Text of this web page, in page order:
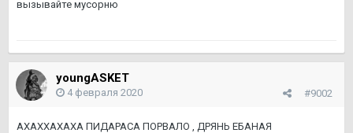
вызывайте мусорню
youngASKET
#9002
4 февраля 2020
АХАХХАХАХА ПИДАРАСА ПОРВАЛО , ДРЯНЬ ЕБАНАЯ